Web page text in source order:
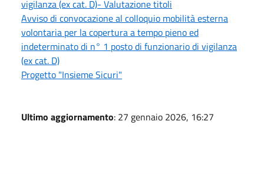
vigilanza (ex cat. D)- Valutazione titoli
Avviso di convocazione al colloquio mobilità esterna
volontaria per la copertura a tempo pieno ed
indeterminato di n° 1 posto di funzionario di vigilanza
(ex cat. D)
Progetto "Insieme Sicuri"
Ultimo aggiornamento: 27 gennaio 2026, 16:27